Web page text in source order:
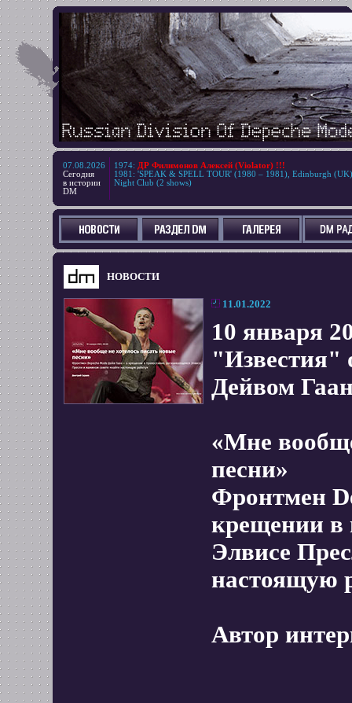
07.08.2026
Сегодня
в истории
DM
1974: ДР Филимонов Алексей (Violator) !!!
1981 : 'SPEAK & SPELL TOUR' (1980 – 1981), Edinburgh (UK)
Night Club (2 shows)
НОВОСТИ
11.01.2022
10 января
"Известия"
Дейвом
«Мне
песни»
Фронтмен
крещении в
Элвисе
настоящую
Автор